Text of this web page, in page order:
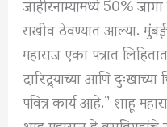
राखीव ठेवण्यात आल्या.
महाराज एका पत्रात
दारिद्र्याच्या आणि
पवित्र कार्य आहे.” शाहू